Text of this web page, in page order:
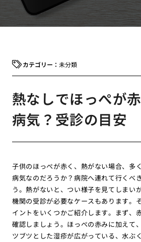
未分類
熱なしでほっぺが
病気？受診の目安
子供のほっぺが赤く、熱がない場合、多
病気なのだろうか？病院へ連れて行くべ
う。熱がないと、つい様子を見てしまい
機関の受診が必要なケースもあります。
イントをいくつかご紹介します。まず、
確認しましょう。ほっぺの赤みに加えて
ツブツとした湿疹が広がっている、水ぶ